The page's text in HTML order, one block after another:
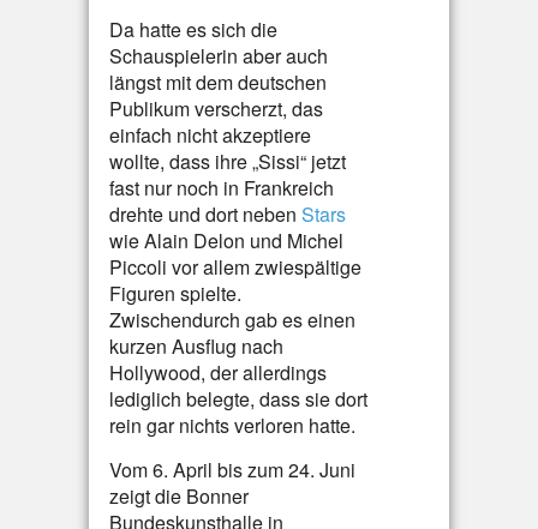
Da hatte es sich die
Schauspielerin aber auch
längst mit dem deutschen
Publikum verscherzt, das
einfach nicht akzeptiere
wollte, dass ihre „Sissi“ jetzt
fast nur noch in Frankreich
drehte und dort neben Stars
wie Alain Delon und Michel
Piccoli vor allem zwiespältige
Figuren spielte.
Zwischendurch gab es einen
kurzen Ausflug nach
Hollywood, der allerdings
lediglich belegte, dass sie dort
rein gar nichts verloren hatte.
Vom 6. April bis zum 24. Juni
zeigt die Bonner
Bundeskunsthalle in